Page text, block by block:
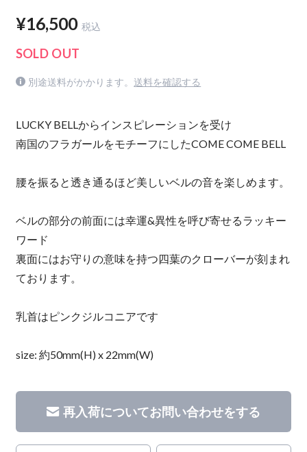
¥16,500 税込
SOLD OUT
別途送料がかかります。 送料を確認する
LUCKY BELLからインスピレーションを受け
南国のフラガールをモチーフにしたCOME COME BELL
腰を振ると透き通るほど美しいベルの音を楽しめます。
ベルの部分の前面には幸運&異性を呼び寄せるラッキー
ワード
裏面にはお守りの意味を持つ四葉のクローバーが刻まれ
ております。
乳首はピンクジルコニアです
size: 約50mm(H) x 22mm(W)
再入荷についてお問い合わせをする